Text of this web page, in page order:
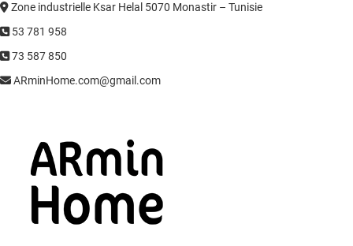
Zone industrielle Ksar Helal 5070 Monastir – Tunisie
53 781 958
73 587 850
ARminHome.com@gmail.com